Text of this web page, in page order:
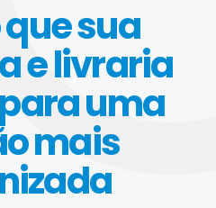
sua
e livraria
uma
mais